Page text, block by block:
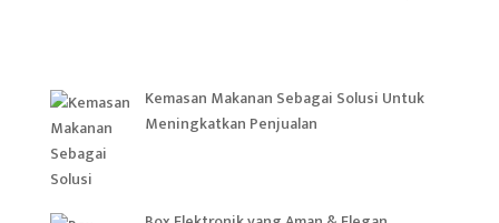
Kemasan Makanan Sebagai Solusi Untuk
Meningkatkan Penjualan